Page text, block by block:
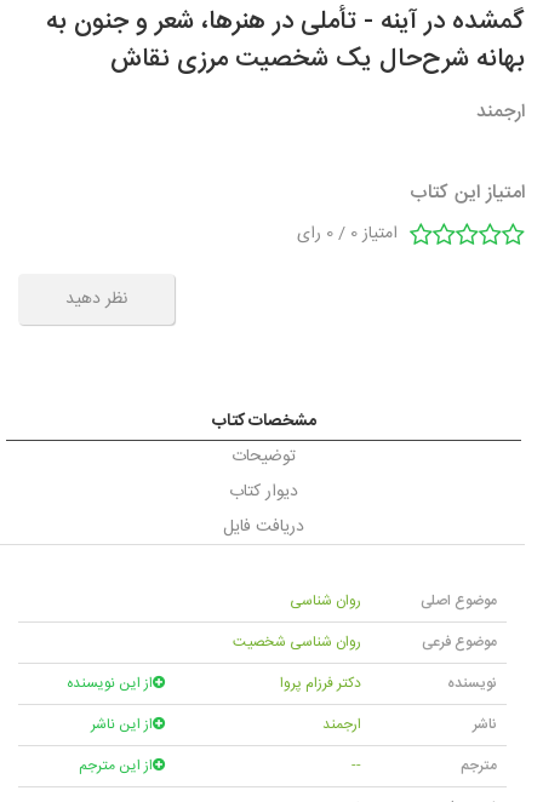
گمشده در آینه - تأملی در هنرها، شعر و جنون به
بهانه شرح‌حال یک شخصیت مرزی نقاش
ارجمند
امتیاز این کتاب
امتیاز0
/
0 رای
نظر دهید
مشخصات کتاب
توضیحات
دیوار کتاب
دریافت فایل
موضوع اصلی
روان شناسی
موضوع فرعی
روان شناسی شخصیت
نویسنده
دکتر فرزام پروا
از این نویسنده
ناشر
ارجمند
از این ناشر
مترجم
--
از این مترجم